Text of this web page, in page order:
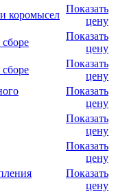
коромысел
Показать
цену
Показать
цену
Показать
цену
Показать
цену
Показать
цену
Показать
цену
Показать
цену